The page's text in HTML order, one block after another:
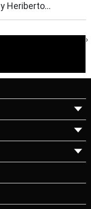
Heriberto...
›
▼
▼
▼